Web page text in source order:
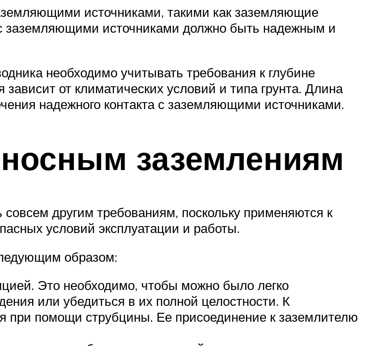
источниками, такими как заземляющие
заземляющими источниками должно быть надежным и
необходимо учитывать требования к глубине
от климатических условий и типа грунта. Длина
надежного контакта с заземляющими источниками.
заземлениям
другим требованиям, поскольку применяются к
условий эксплуатации и работы.
образом:
Это необходимо, чтобы можно было легко
или убедиться в их полной целостности. К
при помощи струбцины. Ее присоединение к заземлителю